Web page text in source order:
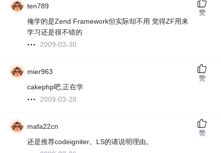
ten789
俺学的是Zend Framework但实际却不用 觉得ZF用来
学习还是很不错的
2009-03-30
赞
mier963
cakephp吧,正在学
2009-03-28
赞
mafa22cn
还是推荐codeigniter。LS的请说明理由。
赞